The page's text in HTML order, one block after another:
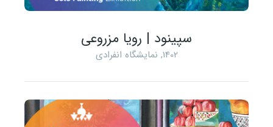
سپینود | رویا مزروعی
1402
, نمایشگاه انفرادی